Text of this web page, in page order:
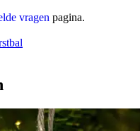
vragen pagina.